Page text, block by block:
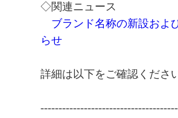
◇関連ニュース
ブランド名称の新設およ
らせ
詳細は以下をご確認くださ